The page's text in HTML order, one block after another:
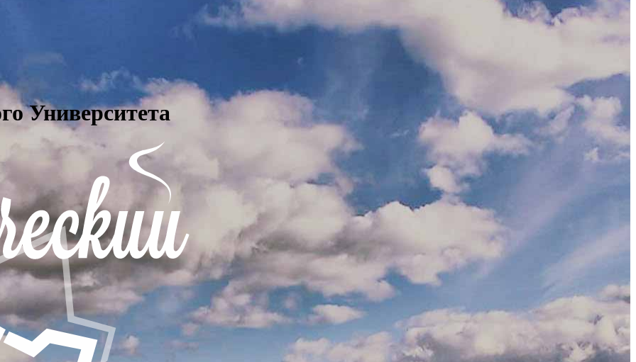
Университета